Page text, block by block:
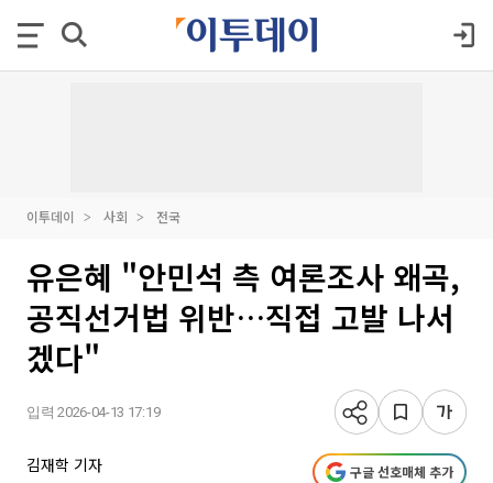
이투데이 사회 전국
유은혜 "안민석 측 여론조사 왜곡,
공직선거법 위반…직접 고발 나서
겠다"
입력 2026-04-13 17:19
김재학 기자 구글 선호매체 추가